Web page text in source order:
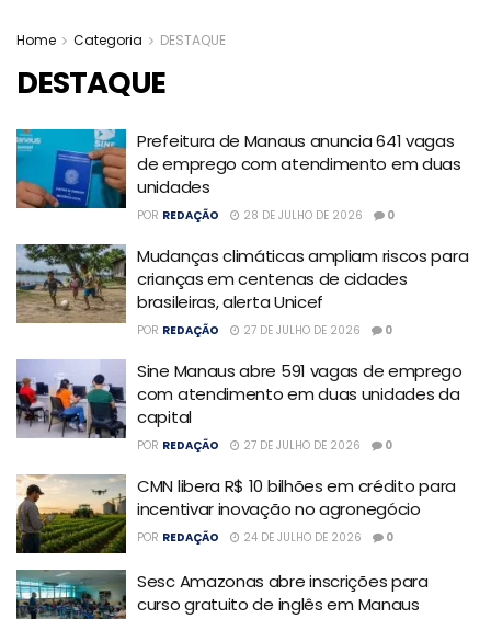
Home Categoria DESTAQUE
DESTAQUE
Prefeitura de Manaus anuncia 641 vagas
de emprego com atendimento em duas
unidades
POR REDAÇÃO 28 DE JULHO DE 2026 0
Mudanças climáticas ampliam riscos para
crianças em centenas de cidades
brasileiras, alerta Unicef
POR REDAÇÃO 27 DE JULHO DE 2026 0
Sine Manaus abre 591 vagas de emprego
com atendimento em duas unidades da
capital
POR REDAÇÃO 27 DE JULHO DE 2026 0
CMN libera R$ 10 bilhões em crédito para
incentivar inovação no agronegócio
POR REDAÇÃO 24 DE JULHO DE 2026 0
Sesc Amazonas abre inscrições para
curso gratuito de inglês em Manaus